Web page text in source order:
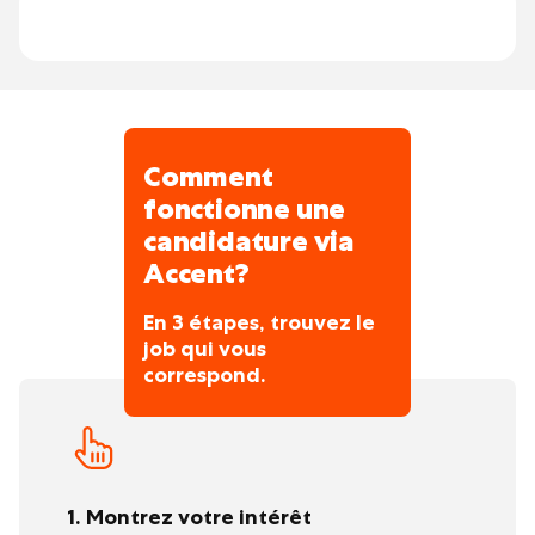
Comment
fonctionne une
candidature via
Accent?
En 3 étapes, trouvez le
job qui vous
correspond.
1. Montrez votre intérêt